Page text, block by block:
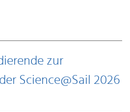
zur
Science@Sail 2026